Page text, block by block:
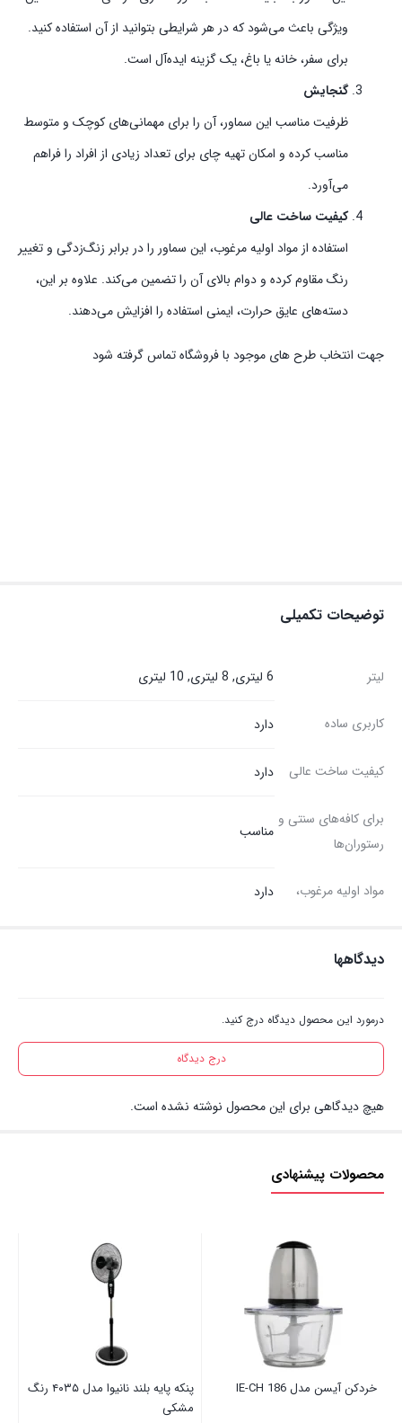
ویژگی باعث می‌شود که در هر شرایطی بتوانید از آن استفاده کنید.
برای سفر، خانه یا باغ، یک گزینه ایده‌آل است.
گنجایش
ظرفیت مناسب این سماور، آن را برای مهمانی‌های کوچک و متوسط
مناسب کرده و امکان تهیه چای برای تعداد زیادی از افراد را فراهم
می‌آورد.
کیفیت ساخت عالی
استفاده از مواد اولیه مرغوب، این سماور را در برابر زنگ‌زدگی و تغییر
رنگ مقاوم کرده و دوام بالای آن را تضمین می‌کند. علاوه بر این،
دسته‌های عایق حرارت، ایمنی استفاده را افزایش می‌دهند.
جهت انتخاب طرح های موجود با فروشگاه تماس گرفته شود
توضیحات تکمیلی
لیتر 6 لیتری, 8 لیتری, 10 لیتری
کاربری ساده دارد
کیفیت ساخت عالی دارد
برای کافه‌های سنتی و
رستوران‌ها
مناسب
مواد اولیه مرغوب، دارد
دیدگاهها
درمورد این محصول دیدگاه درج کنید.
درج دیدگاه
هیچ دیدگاهی برای این محصول نوشته نشده است.
محصولات پیشنهادی
خردکن آیسن مدل IE-CH 186
پنکه پایه بلند نانیوا مدل ۴۰۳۵ رنگ
مشکی